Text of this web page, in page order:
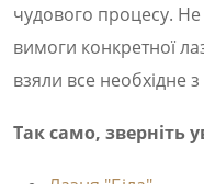
чудового процесу. Не
вимоги конкретної
взяли все необхідне
Так само, зверніть